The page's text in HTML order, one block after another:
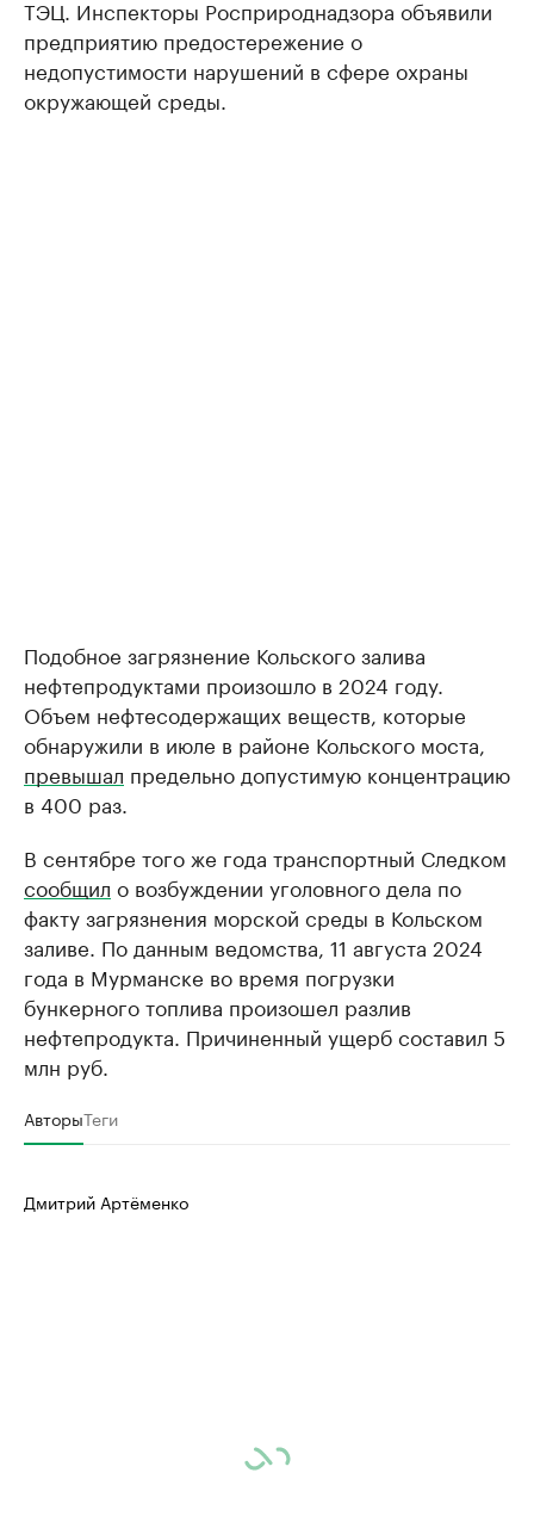
ТЭЦ. Инспекторы Росприроднадзора объявили
предприятию предостережение о
недопустимости нарушений в сфере охраны
окружающей среды.
Подобное загрязнение Кольского залива
нефтепродуктами произошло в 2024 году.
Объем нефтесодержащих веществ, которые
обнаружили в июле в районе Кольского моста,
превышал предельно допустимую концентрацию
в 400 раз.
В сентябре того же года транспортный Следком
сообщил о возбуждении уголовного дела по
факту загрязнения морской среды в Кольском
заливе. По данным ведомства, 11 августа 2024
года в Мурманске во время погрузки
бункерного топлива произошел разлив
нефтепродукта. Причиненный ущерб составил 5
млн руб.
АвторыТеги
Дмитрий Артёменко